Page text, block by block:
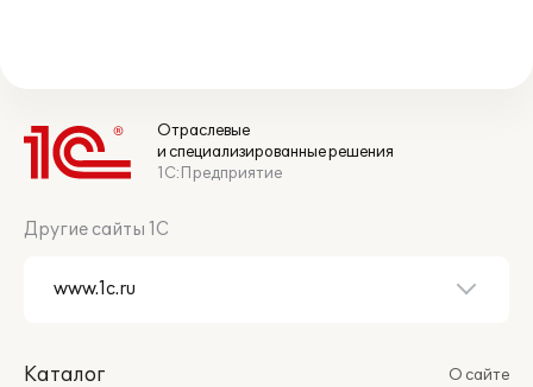
Отраслевые
и специализированные решения
1С:Предприятие
Другие сайты 1С
Каталог
О сайте